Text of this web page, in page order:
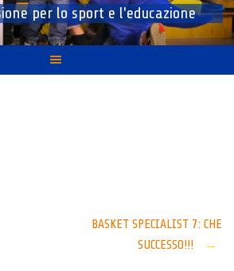
per lo sport e l'educazione
BASKET SPECIALIST 7: CHE
SUCCESSO!!!
→